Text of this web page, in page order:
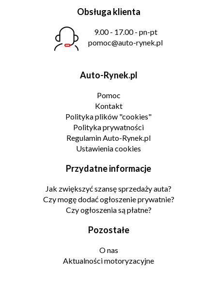
Obsługa klienta
9.00 - 17.00 - pn-pt
pomoc@auto-rynek.pl
Auto-Rynek.pl
Pomoc
Kontakt
Polityka plików "cookies"
Polityka prywatności
Regulamin Auto-Rynek.pl
Ustawienia cookies
Przydatne informacje
Jak zwiększyć szansę sprzedaży auta?
Czy mogę dodać ogłoszenie prywatnie?
Czy ogłoszenia są płatne?
Pozostałe
O nas
Aktualności motoryzacyjne